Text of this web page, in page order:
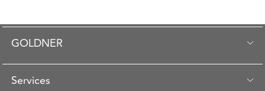
GOLDNER
Services